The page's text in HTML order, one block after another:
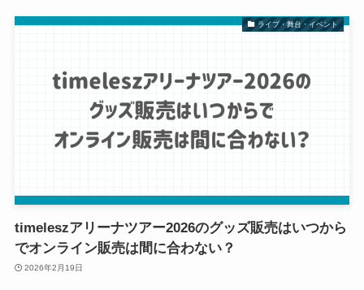
ライブ・舞台・イベント
timeleszアリーナツアー2026のグッズ販売はいつから
でオンライン販売は間に合わない？
2026年2月19日